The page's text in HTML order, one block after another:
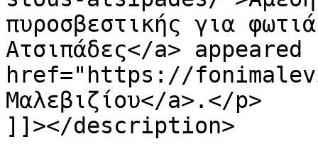
πυροσβεστικής για
Ατσιπάδες</a>
href="https://
Μαλεβιζίου</a>.</p>
]]></description>